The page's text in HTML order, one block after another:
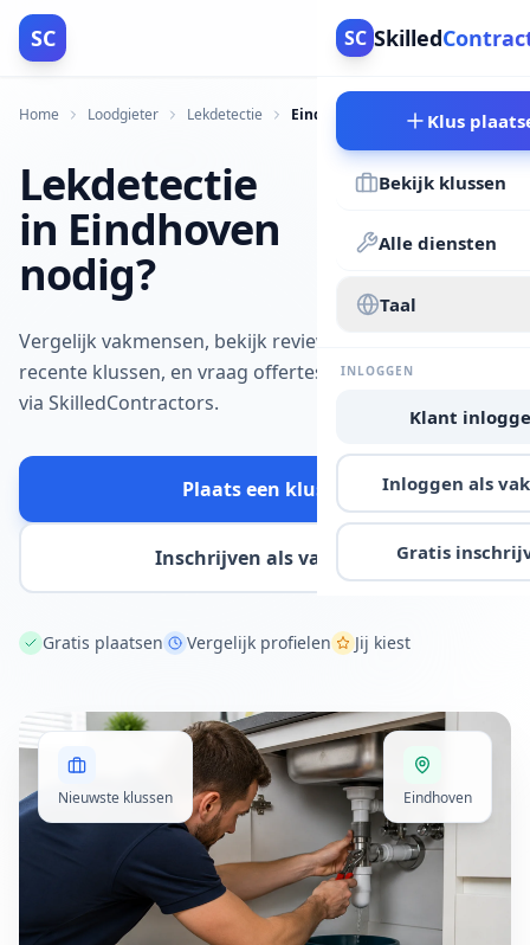
SC SC Skilled
Klus
Bekijk klussen
Alle diensten
Taal
INLOGGEN
Klant
Inloggen als
Gratis
Home Loodgieter Lekdetectie Eindhoven
Lekdetectie
in Eindhoven
nodig?
Vergelijk vakmensen, bekijk reviews en
recente klussen, en vraag offertes aan
via SkilledContractors.
Plaats een klus
Inschrijven als vakman
Gratis plaatsen Vergelijk profielen Jij kiest
Nieuwste klussen Eindhoven